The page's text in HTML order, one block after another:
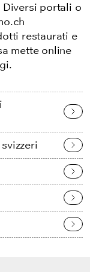
Diversi portali o
restaurati e
mette online